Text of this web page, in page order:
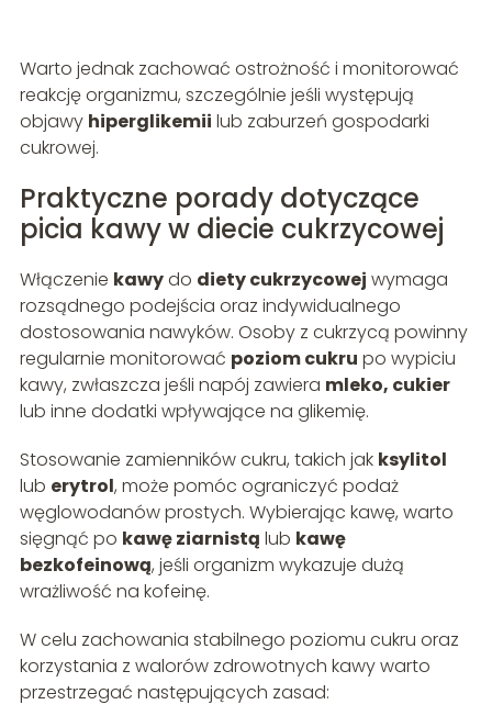
Warto jednak zachować ostrożność i monitorować
reakcję organizmu, szczególnie jeśli występują
objawy hiperglikemii lub zaburzeń gospodarki
cukrowej.
Praktyczne porady dotyczące
picia kawy w diecie cukrzycowej
Włączenie kawydo diety cukrzycowej wymaga
rozsądnego podejścia oraz indywidualnego
dostosowania nawyków. Osoby z cukrzycą powinny
regularnie monitorować poziom cukru po wypiciu
kawy, zwłaszcza jeśli napój zawiera mleko, cukier
lub inne dodatki wpływające na glikemię.
Stosowanie zamienników cukru, takich jak ksylitol
lub erytrol, może pomóc ograniczyć podaż
węglowodanów prostych. Wybierając kawę, warto
sięgnąć po kawę ziarnistą lub kawę
bezkofeinową, jeśli organizm wykazuje dużą
wrażliwość na kofeinę.
W celu zachowania stabilnego poziomu cukru oraz
korzystania z walorów zdrowotnych kawy warto
przestrzegać następujących zasad: